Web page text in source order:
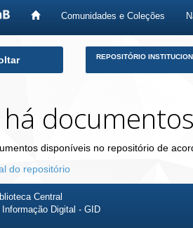
Comunidades e Coleções
REPOSITÓRIO
documentos
disponíveis no repositório de
do repositório
Central
Digital - GID